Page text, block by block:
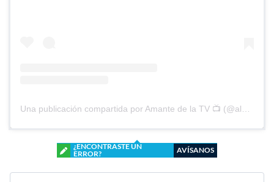
Una publicación compartida por Amante de la TV 📺 (@alguien_te_observa)
¿ENCONTRASTE UN
ERROR?
AVÍSANOS